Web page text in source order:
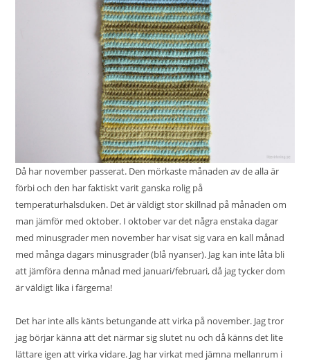
Då har november passerat. Den mörkaste månaden av de alla är
förbi och den har faktiskt varit ganska rolig på
temperaturhalsduken. Det är väldigt stor skillnad på månaden om
man jämför medoktober. I oktober var det några enstaka dagar
med minusgrader men november har visat sig vara en kall månad
med många dagars minusgrader (blå nyanser). Jag kan inte låta bli
att jämföra denna månad med januari/februari, då jag tycker dom
är väldigt lika i färgerna!
Det har inte alls känts betungande att virka på november. Jag tror
jag börjar känna att det närmar sig slutet nu och då känns det lite
lättare igen att virka vidare. Jag har virkat med jämna mellanrum i